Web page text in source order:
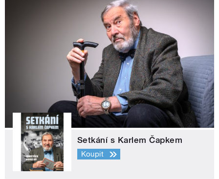
Setkání s Karlem Čapkem
Koupit